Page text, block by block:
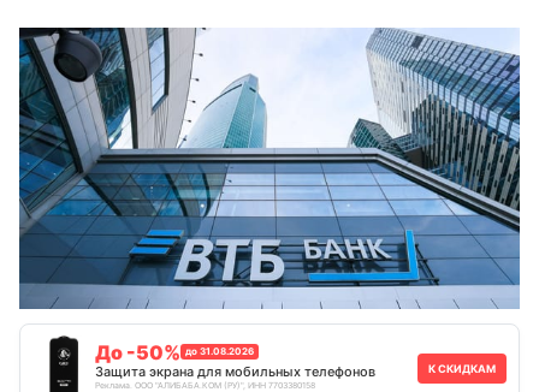
До -50% до 31.08.2026
Защита экрана для мобильных телефонов
Реклама. ООО "АЛИБАБА.КОМ (РУ)", ИНН 7703380158
К СКИДКАМ